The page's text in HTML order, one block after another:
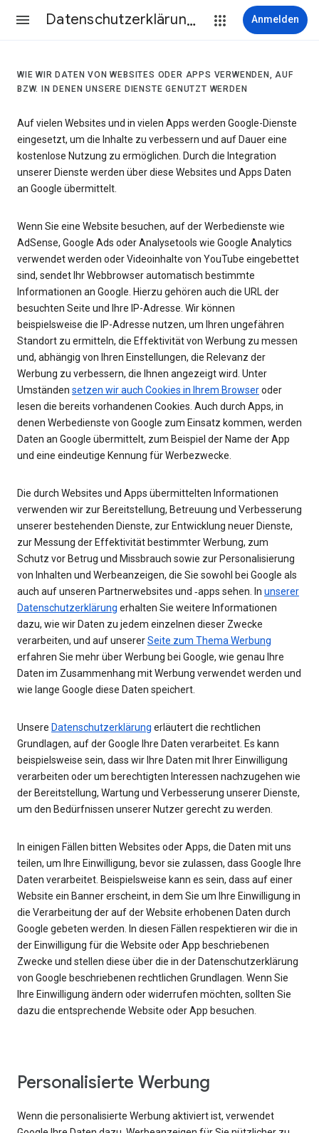
Datenschutzerklärung & Nutzungsbedingungen Anmelden
WIE WIR DATEN VON WEBSITES ODER APPS VERWENDEN, AUF
BZW. IN DENEN UNSERE DIENSTE GENUTZT WERDEN
Auf vielen Websites und in vielen Apps werden Google-Dienste
eingesetzt, um die Inhalte zu verbessern und auf Dauer eine
kostenlose Nutzung zu ermöglichen. Durch die Integration
unserer Dienste werden über diese Websites und Apps Daten
an Google übermittelt.
Wenn Sie eine Website besuchen, auf der Werbedienste wie
AdSense, Google Ads oder Analysetools wie Google Analytics
verwendet werden oder Videoinhalte von YouTube eingebettet
sind, sendet Ihr Webbrowser automatisch bestimmte
Informationen an Google. Hierzu gehören auch die URL der
besuchten Seite und Ihre IP-Adresse. Wir können
beispielsweise die IP-Adresse nutzen, um Ihren ungefähren
Standort zu ermitteln, die Effektivität von Werbung zu messen
und, abhängig von Ihren Einstellungen, die Relevanz der
Werbung zu verbessern, die Ihnen angezeigt wird. Unter
Umständen setzen wir auch Cookies in Ihrem Browseroder
lesen die bereits vorhandenen Cookies. Auch durch Apps, in
denen Werbedienste von Google zum Einsatz kommen, werden
Daten an Google übermittelt, zum Beispiel der Name der App
und eine eindeutige Kennung für Werbezwecke.
Die durch Websites und Apps übermittelten Informationen
verwenden wir zur Bereitstellung, Betreuung und Verbesserung
unserer bestehenden Dienste, zur Entwicklung neuer Dienste,
zur Messung der Effektivität bestimmter Werbung, zum
Schutz vor Betrug und Missbrauch sowie zur Personalisierung
von Inhalten und Werbeanzeigen, die Sie sowohl bei Google als
auch auf unseren Partnerwebsites und ‑apps sehen. In unserer
Datenschutzerklärung erhalten Sie weitere Informationen
dazu, wie wir Daten zu jedem einzelnen dieser Zwecke
verarbeiten, und auf unsererSeite zum Thema Werbung
erfahren Sie mehr über Werbung bei Google, wie genau Ihre
Daten im Zusammenhang mit Werbung verwendet werden und
wie lange Google diese Daten speichert.
Unsere Datenschutzerklärung erläutert die rechtlichen
Grundlagen, auf der Google Ihre Daten verarbeitet. Es kann
beispielsweise sein, dass wir Ihre Daten mit Ihrer Einwilligung
verarbeiten oder um berechtigten Interessen nachzugehen wie
der Bereitstellung, Wartung und Verbesserung unserer Dienste,
um den Bedürfnissen unserer Nutzer gerecht zu werden.
In einigen Fällen bitten Websites oder Apps, die Daten mit uns
teilen, um Ihre Einwilligung, bevor sie zulassen, dass Google Ihre
Daten verarbeitet. Beispielsweise kann es sein, dass auf einer
Website ein Banner erscheint, in dem Sie um Ihre Einwilligung in
die Verarbeitung der auf der Website erhobenen Daten durch
Google gebeten werden. In diesen Fällen respektieren wir die in
der Einwilligung für die Website oder App beschriebenen
Zwecke und stellen diese über die in der Datenschutzerklärung
von Google beschriebenen rechtlichen Grundlagen. Wenn Sie
Ihre Einwilligung ändern oder widerrufen möchten, sollten Sie
dazu die entsprechende Website oder App besuchen.
Personalisierte Werbung
Wenn die personalisierte Werbung aktiviert ist, verwendet